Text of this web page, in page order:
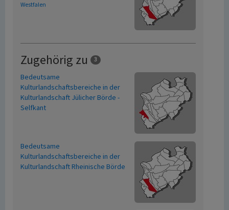
Westfalen
Zugehörig zu 3
Bedeutsame
Kulturlandschaftsbereiche in der
Kulturlandschaft Jülicher Börde -
Selfkant
Bedeutsame
Kulturlandschaftsbereiche in der
Kulturlandschaft Rheinische Börde